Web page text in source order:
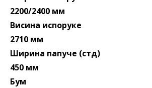
2200/2400 мм
Висина испоруке
2710 мм
Ширина папуче (стд)
450 мм
Бум